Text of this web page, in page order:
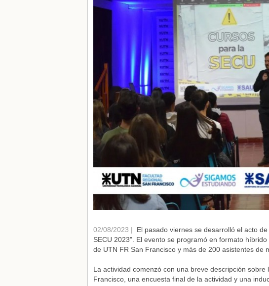
02/08/2023 | El pasado viernes se desarrolló el acto
SECU 2023". El evento se programó en formato
de UTN FR San Francisco y más de 200 asistentes de
La actividad comenzó con una breve descripción
Francisco, una encuesta final de la actividad y una